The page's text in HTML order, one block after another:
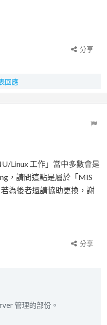
分享
回應
Linux 工作」當中多數會是
，請問這點是屬於「MIS
為後者還請協助更換，謝
分享
管理的部份。